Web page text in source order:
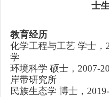
士
教育经历
化学工程与工艺 学士，
学
环境科学 硕士， 2007-
岸带研究所
民族生态学 博士， 2019